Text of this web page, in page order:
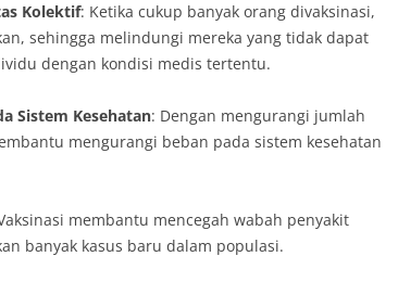
Kolektif: Ketika cukup banyak orang divaksinasi,
sehingga melindungi mereka yang tidak dapat
dengan kondisi medis tertentu.
Sistem Kesehatan: Dengan mengurangi jumlah
mengurangi beban pada sistem kesehatan
membantu mencegah wabah penyakit
banyak kasus baru dalam populasi.